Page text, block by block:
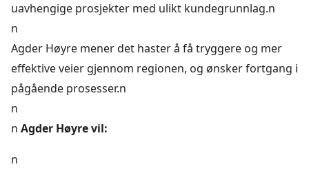
uavhengige prosjekter med ulikt kundegrunnlag.n
n
Agder Høyre mener det haster å få tryggere og mer
effektive veier gjennom regionen, og ønsker fortgang i
pågående prosesser.n
n
n Agder Høyre vil:
n